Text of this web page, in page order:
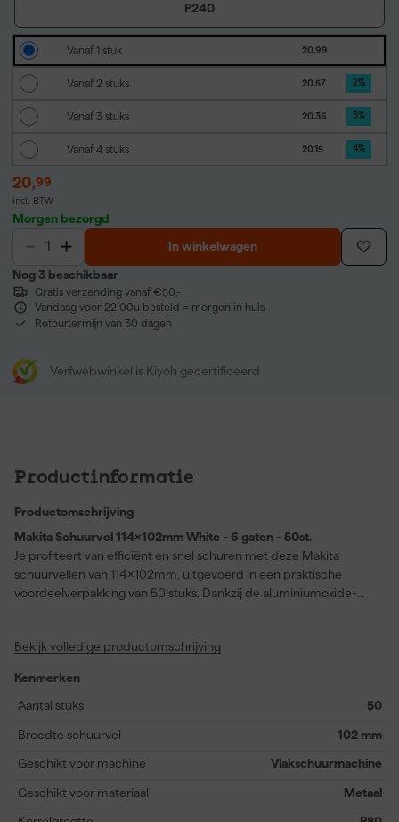
P240
Vanaf 1 stuk 20.99
Vanaf 2 stuks 20.57 2%
Vanaf 3 stuks 20.36 3%
Vanaf 4 stuks 20.15 4%
20,99
incl. BTW
Morgen bezorgd
In winkelwagen
Nog 3 beschikbaar
Gratis verzending vanaf €50,-
Vandaag voor 22:00u besteld = morgen in huis
Retourtermijn van 30 dagen
Verfwebwinkel is Kiyoh gecertificeerd
Productinformatie
Productomschrijving
Makita Schuurvel 114x102mm White - 6 gaten - 50st.
Je profiteert van efficiënt en snel schuren met deze Makita
schuurvellen van 114x102mm, uitgevoerd in een praktische
voordeelverpakking van 50 stuks. Dankzij de aluminiumoxide-
dat het schuurmiddel snel volloopt. Je klikt de schuurvellen
BO4555K, BO4561, BO4565K, DBO480RTJ, DBO480Z en
DBO484Z door het handige Velcro-systeem en de zes gaten
korrelgrootte 60 is speciaal ontwikkeld voor het behandelen van
gelakt hout en pleisterwerk, maar je gebruikt het ook
Zo werk je prettig en veelzijdig met één set schuurvellen.
Bekijk volledige productomschrijving
Kenmerken
Aantal stuks
50
Breedte schuurvel 102 mm
Geschikt voor machine Vlakschuurmachine
Geschikt voor materiaal Metaal